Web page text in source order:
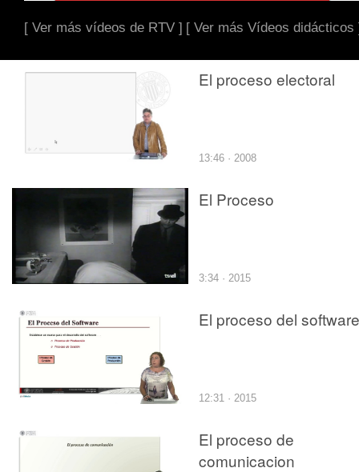
[ Ver más vídeos de RTV ] [ Ver más Vídeos didácticos
El proceso electoral
13:46 · 2008
El Proceso
3:34 · 2015
El proceso del software
12:31 · 2015
El proceso de
comunicacion